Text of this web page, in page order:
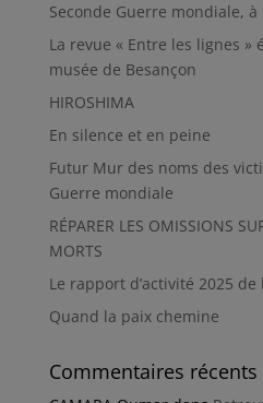
Seconde Guerre mondiale, à
La revue « Entre les lignes »
musée de Besançon
HIROSHIMA
En silence et en peine
Futur Mur des noms des
Guerre mondiale
RÉPARER LES OMISSIONS
MORTS
Le rapport d’activité 2025 de
Quand la paix chemine
Commentaires récents